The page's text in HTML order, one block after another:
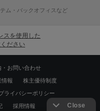
ム・バックオフィスなど
スを使用した
ださい
・お問い合わせ
情報 株主優待制度
ライバシーポリシー
採用情報